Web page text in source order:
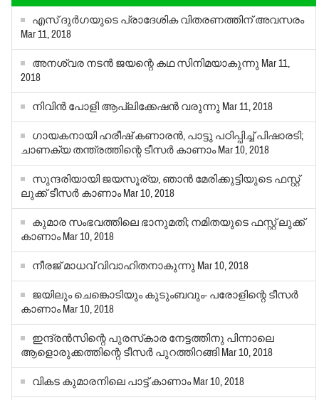
എസ് ദുര്‍ഗയുടെ പ്രാദേശിക വിതരണത്തിന് അവസരം
Mar 11, 2018
അനശ്വര നടന്‍ ജയന്റെ കഥ സിനിമയാകുന്നു Mar 11,
2018
നിവിന്‍ പോളി ആപ്ലിക്കേഷന്‍ വരുന്നു Mar 11, 2018
ഗായകനായി ഹരീഷ് കണാരൻ, പാട്ടു പഠിപ്പിച്ച് പിഷാരടി;
ചാണക്യ തന്ത്രത്തിന്റെ ടീസർ കാണാംMar 10, 2018
സുന്ദരിയായി ജയസൂര്യ, ഞാൻ മേരിക്കുട്ടിയുടെ ഫസ്റ്റ്
ലുക്ക് ടീസർ കാണാംMar 10, 2018
കുമാര സംഭവത്തിലെ ഭാനുമതി; നമിതയുടെ ഫസ്റ്റ് ലുക്ക്
കാണാംMar 10, 2018
നീരജ് മാധവ് വിവാഹിതനാകുന്നു Mar 10, 2018
ജയിലും ചെങ്കൊടിയും കുടുംബവും- പരോളിന്റെ ടീസർ
കാണാംMar 10, 2018
ഇന്ദ്രൻസിന്റെ പുരസ്‌കാര നേട്ടത്തിനു പിന്നാലെ
ആളൊരുക്കത്തിന്റെ ടീസർ പുറത്തിറങ്ങി Mar 10, 2018
വികട കുമാരനിലെ പാട്ട് കാണാംMar 10, 2018